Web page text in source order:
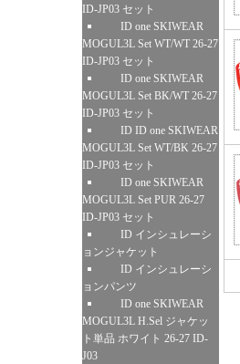
ID-JP03 セット
ID one SKIWEAR
MOGUL3L Set WT/WT 26-27
ID-JP03 セット
ID one SKIWEAR
MOGUL3L Set BK/WT 26-27
ID-JP03 セット
ID ID one SKIWEAR
MOGUL3L Set WT/BK 26-27
ID-JP03 セット
ID one SKIWEAR
MOGUL3L Set PUR 26-27
ID-JP03 セット
ID インシュレーシ
ョンジャケット
ID インシュレーシ
ョンパンツ
ID one SKIWEAR
MOGUL3L H.Sel ジャケッ
ト単品 ホワイト 26-27 ID-
J03